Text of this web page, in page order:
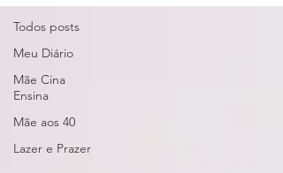
Todos posts
Meu Diário
Mãe Cina
Ensina
Mãe aos 40
Lazer e Prazer